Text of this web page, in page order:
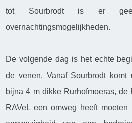
tot Sourbrodt is er
overnachtingsmogelijkheden.
De volgende dag is het echte
de venen. Vanaf Sourbrodt
bijna 4 m dikke Rurhofmoeras, de
RAVeL een omweg heeft